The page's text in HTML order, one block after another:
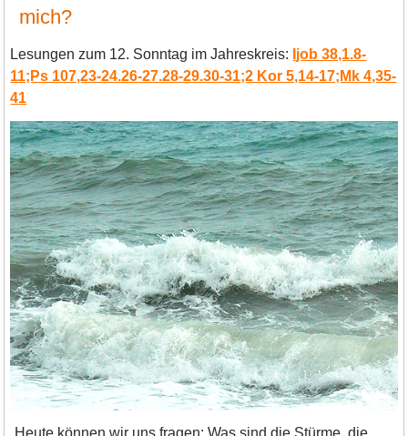
mich?
Lesungen zum 12. Sonntag im Jahreskreis: Ijob 38,1.8-
11;Ps 107,23-24.26-27.28-29.30-31;2 Kor 5,14-17;Mk 4,35-
41